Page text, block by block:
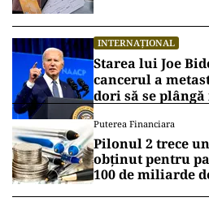
INTERNAȚIONAL
Starea lui Joe
cancerul a
dori să se
Puterea Financiara
Pilonul 2 trece
obținut pentru
100 de miliarde